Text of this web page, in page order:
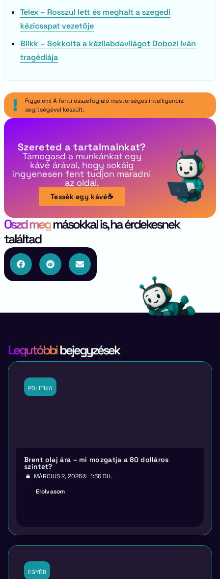
Telex – Rosszul lett és meghalt a szegedi
kézicsapat vezetője
Blikk – Sokkolta a kézilabdavilágot Dobozi Iván
tragédiája
Figyelem! A fenti összefoglaló mesterséges intelligencia
segítségével készült.
Szereted a tartalmainkat?
Támogasd a munkánkat egy
kávé árával, hogy sokáig
ingyenesen fent tudjon maradni
az oldal.
Tessék egy kávé☕
Oszd megmásokkal is, ha érdekesnek
találtad
Legutóbbibejegyzések
POLITIKA
Brent olaj ára – mi mozgatja a 80 dolláros
szintet?
MÁRCIUS 2, 2026
1:36 DU.
Elolvasom
EGYÉB